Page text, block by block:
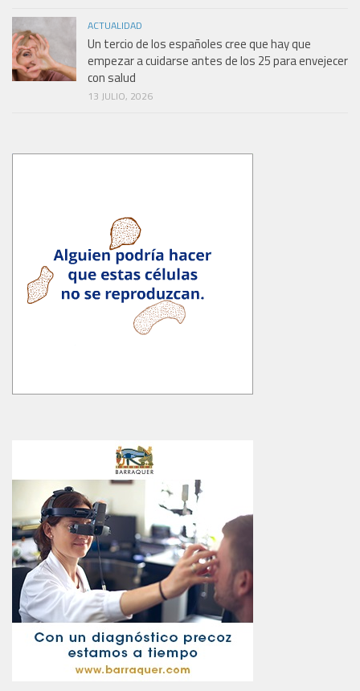
ACTUALIDAD
Un tercio de los españoles cree que hay que
empezar a cuidarse antes de los 25 para envejecer
con salud
13 JULIO, 2026